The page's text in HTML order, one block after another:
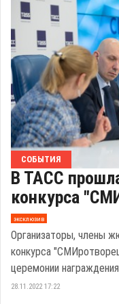
СОБЫТИЯ
В ТАСС
конкурса
эксклюзив
Организаторы, члены
конкурса
церемонии
28.11.2022 17:22